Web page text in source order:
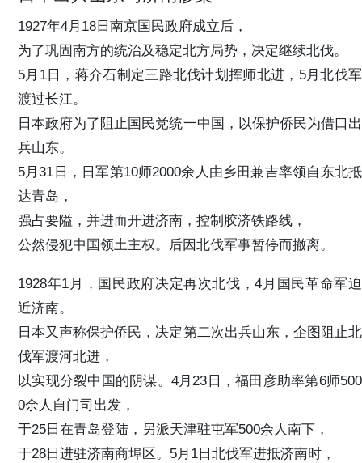
1927年4月18日南京国民政府成立后，
为了巩固南方的统治及稳定北方局势，决定继续北伐。
5月1日，蒋介石制定三路北伐计划挥师北进，5月北伐军
渡过长江。
日本政府为了阻止国民党统一中国，以保护侨民为借口出
兵山东。
5月31日，日军第10师2000余人由乡田兼吉率领自东北抵
达青岛，
强占要隘，并进而开进济南，控制胶济铁路线，
公然侵犯中国领土主权。后因北伐军事暂停而撤离。
1928年1月，国民政府决定再次北伐，4月国民革命军迫
近济南。
日本又声称保护侨民，决定第二次出兵山东，企图阻止北
伐军渡河北进，
以实现分裂中国的阴谋。4月23日，福田彦助率第6师500
0余人自门司出发，
于25日在青岛登陆，另派天津驻屯军500余人南下，
于28日进驻济南商埠区。5月1日北伐军进抵济南时，